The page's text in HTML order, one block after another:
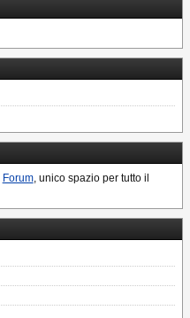
Forum, unico spazio per tutto il